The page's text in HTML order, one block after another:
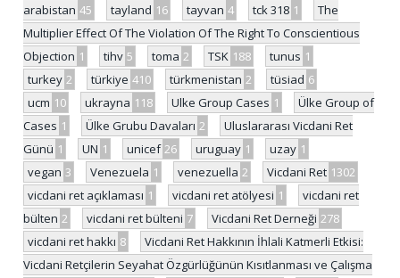
arabistan 45 tayland 16 tayvan 4 tck 318 1
The
Multiplier Effect Of The Violation Of The Right To Conscientious
Objection 1 tihv 5 toma 2 TSK 188 tunus 1
turkey 2 türkiye 410 türkmenistan 2 tüsiad 6
ucm 10 ukrayna 118 Ulke Group Cases 1
Ülke Group of
Cases 1 Ülke Grubu Davaları 2
Uluslararası Vicdani Ret
Günü 1 UN 1 unicef 26 uruguay 1 uzay 1
vegan 3 Venezuela 1 venezuella 2 Vicdani Ret 1302
vicdani ret açıklaması 1 vicdani ret atölyesi 1
vicdani ret
bülten 2 vicdani ret bülteni 7 Vicdani Ret Derneği 278
vicdani ret hakkı 8
Vicdani Ret Hakkının İhlali Katmerli Etkisi:
Vicdani Retçilerin Seyahat Özgürlüğünün Kısıtlanması ve Çalışma